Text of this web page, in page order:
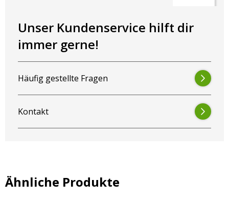
Unser Kundenservice hilft dir
immer gerne!
Häufig gestellte Fragen
Kontakt
Ähnliche Produkte